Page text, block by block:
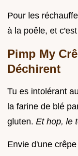
Pour les
à la poêle, et
Pimp My
Déchirent
Tu es intolérant
la farine de blé
gluten. Et hop, le
Envie d'une